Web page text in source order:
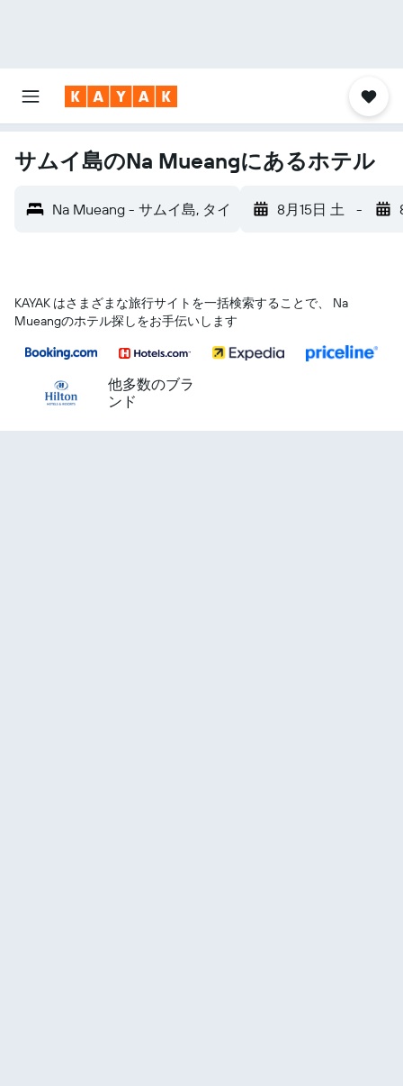
サムイ島のNa Mueangにあるホテル
Na Mueang - サムイ島, タイ 8月15日 土 -
KAYAK はさまざまな旅行サイトを一括検索することで、 Na
Mueangのホテル探しをお手伝いします
他多数のブラ
ンド